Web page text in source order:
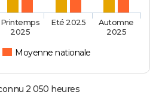
Moyenne nationale
Printemps
2025
Eté 2025
Automne
2025
2 050 heures